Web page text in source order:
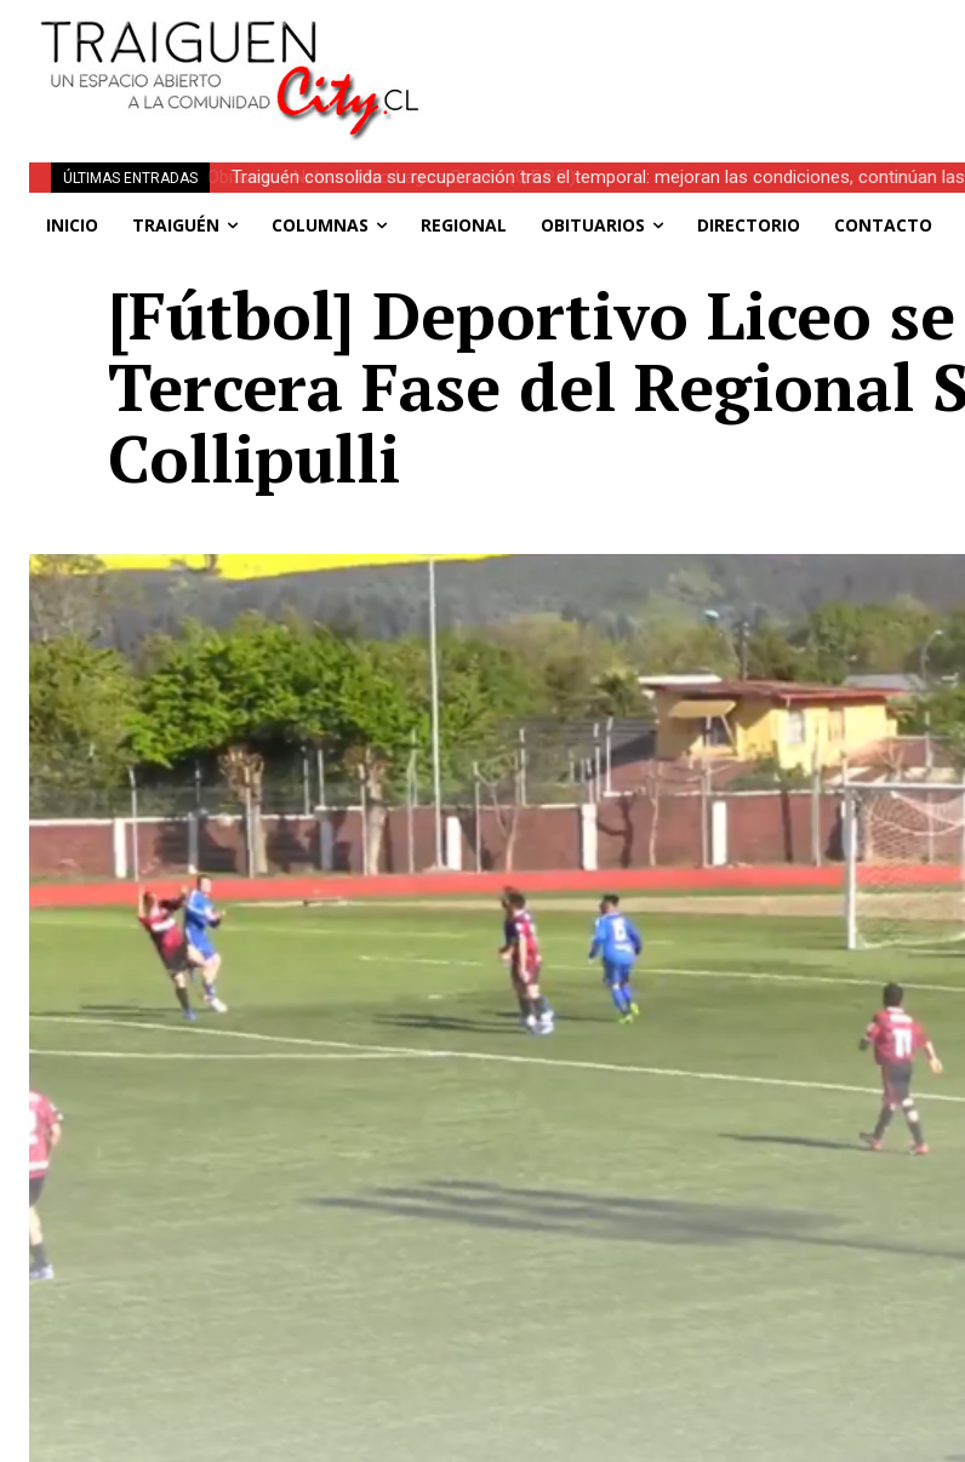
ÚLTIMAS ENTRADAS
Traiguén consolida su recuperación tras el temporal: mejoran las condiciones, continúan
INICIO TRAIGUÉN COLUMNAS REGIONAL OBITUARIOS DIRECTORIO CONTACTO
[Fútbol] Deportivo Liceo
Tercera Fase del Regional
Collipulli